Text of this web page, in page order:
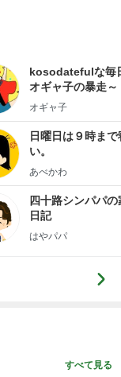
kosodatefulな毎
オギャ子の暴走～
オギャ子
日曜日は９時まで
い。
あべかわ
四十路シンパパの
日記
はやパパ
すべて見る